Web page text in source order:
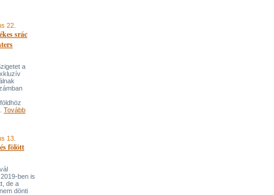
22.
srác
a
Tovább
13.
fölött
ben is
de a
dönti